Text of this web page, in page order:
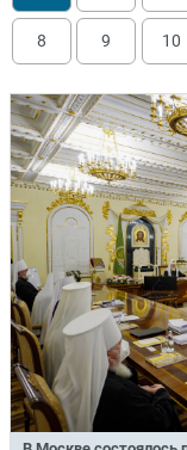
8 9 10